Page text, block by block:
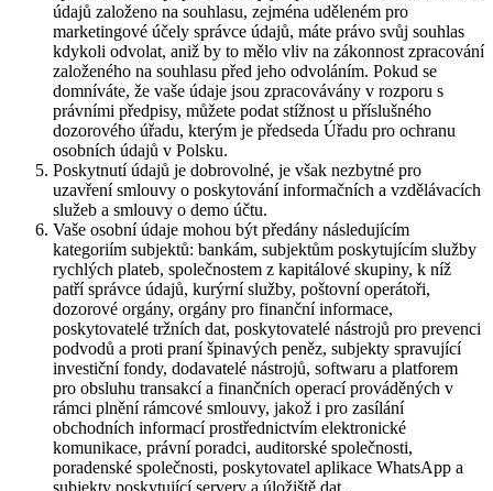
údajů založeno na souhlasu, zejména uděleném pro
marketingové účely správce údajů, máte právo svůj souhlas
kdykoli odvolat, aniž by to mělo vliv na zákonnost zpracování
založeného na souhlasu před jeho odvoláním. Pokud se
domníváte, že vaše údaje jsou zpracovávány v rozporu s
právními předpisy, můžete podat stížnost u příslušného
dozorového úřadu, kterým je předseda Úřadu pro ochranu
osobních údajů v Polsku.
Poskytnutí údajů je dobrovolné, je však nezbytné pro
uzavření smlouvy o poskytování informačních a vzdělávacích
služeb a smlouvy o demo účtu.
Vaše osobní údaje mohou být předány následujícím
kategoriím subjektů: bankám, subjektům poskytujícím služby
rychlých plateb, společnostem z kapitálové skupiny, k níž
patří správce údajů, kurýrní služby, poštovní operátoři,
dozorové orgány, orgány pro finanční informace,
poskytovatelé tržních dat, poskytovatelé nástrojů pro prevenci
podvodů a proti praní špinavých peněz, subjekty spravující
investiční fondy, dodavatelé nástrojů, softwaru a platforem
pro obsluhu transakcí a finančních operací prováděných v
rámci plnění rámcové smlouvy, jakož i pro zasílání
obchodních informací prostřednictvím elektronické
komunikace, právní poradci, auditorské společnosti,
poradenské společnosti, poskytovatel aplikace WhatsApp a
subjekty poskytující servery a úložiště dat.